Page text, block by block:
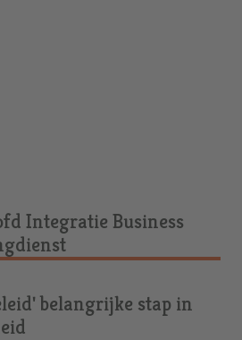
Integratie Business
belangrijke stap in